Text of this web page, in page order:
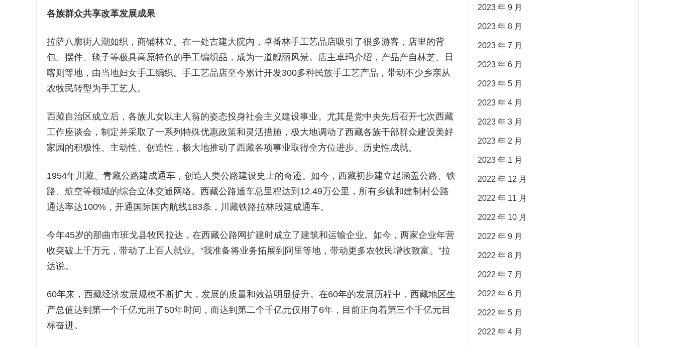
各族群众共享改革发展成果
拉萨八廓街人潮如织，商铺林立。在一处古建大院内，卓番林手工艺品店吸引了很多游客，店里的背
包、摆件、毯子等极具高原特色的手工编织品，成为一道靓丽风景。店主卓玛介绍，产品产自林芝、日
喀则等地，由当地妇女手工编织。手工艺品店至今累计开发300多种民族手工艺产品，带动不少乡亲从
农牧民转型为手工艺人。
西藏自治区成立后，各族儿女以主人翁的姿态投身社会主义建设事业。尤其是党中央先后召开七次西藏
工作座谈会，制定并采取了一系列特殊优惠政策和灵活措施，极大地调动了西藏各族干部群众建设美好
家园的积极性、主动性、创造性，极大地推动了西藏各项事业取得全方位进步、历史性成就。
1954年川藏、青藏公路建成通车，创造人类公路建设史上的奇迹。如今，西藏初步建立起涵盖公路、铁
路、航空等领域的综合立体交通网络。西藏公路通车总里程达到12.49万公里，所有乡镇和建制村公路
通达率达100%，开通国际国内航线183条，川藏铁路拉林段建成通车。
今年45岁的那曲市班戈县牧民拉达，在西藏公路网扩建时成立了建筑和运输企业。如今，两家企业年营
收突破上千万元，带动了上百人就业。“我准备将业务拓展到阿里等地，带动更多农牧民增收致富。”拉
达说。
60年来，西藏经济发展规模不断扩大，发展的质量和效益明显提升。在60年的发展历程中，西藏地区生
产总值达到第一个千亿元用了50年时间，而达到第二个千亿元仅用了6年，目前正向着第三个千亿元目
标奋进。
2023 年 9 月
2023 年 8 月
2023 年 7 月
2023 年 6 月
2023 年 5 月
2023 年 4 月
2023 年 3 月
2023 年 2 月
2023 年 1 月
2022 年 12 月
2022 年 11 月
2022 年 10 月
2022 年 9 月
2022 年 8 月
2022 年 7 月
2022 年 6 月
2022 年 5 月
2022 年 4 月